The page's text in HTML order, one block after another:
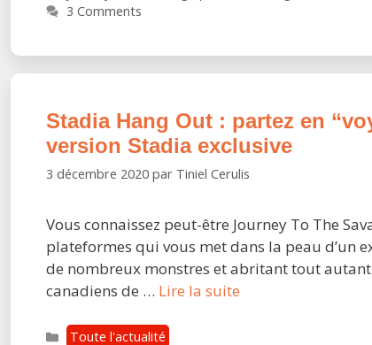
3 Comments
Stadia Hang Out : partez en
version Stadia exclusive
3 décembre 2020 par Tiniel Cerulis
Vous connaissez peut-être Journey To The
plateformes qui vous met dans la peau d’un
de nombreux monstres et abritant tout
canadiens de … Lire la suite
Catégories
Toute l'actualité